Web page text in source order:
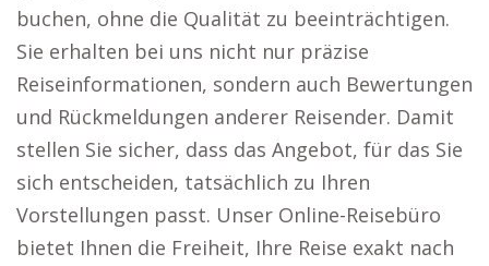
buchen, ohne die Qualität zu beeinträchtigen.
Sie erhalten bei uns nicht nur präzise
Reiseinformationen, sondern auch Bewertungen
und Rückmeldungen anderer Reisender. Damit
stellen Sie sicher, dass das Angebot, für das Sie
sich entscheiden, tatsächlich zu Ihren
Vorstellungen passt. Unser Online-Reisebüro
bietet Ihnen die Freiheit, Ihre Reise exakt nach